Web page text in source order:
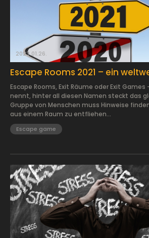
2023.01.26.
Escape Rooms 2021 – ein
Escape Rooms, Exit Räume oder Exit
nennt, hinter all diesen Namen steckt das
Gruppe von Menschen muss Hinweise
aus einem Raum zu entfliehen...
Escape game